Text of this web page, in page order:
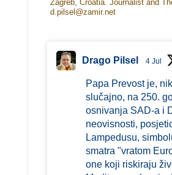
Zagreb, Croatia. Journalist and
d.pilsel@zamir.net
Drago Pilsel 4 Jul
Papa Prevost je,
slučajno, na 250.
osnivanja SAD-a i
neovisnosti,
Lampedusu,
smatra "vratom
one koji riskiraju